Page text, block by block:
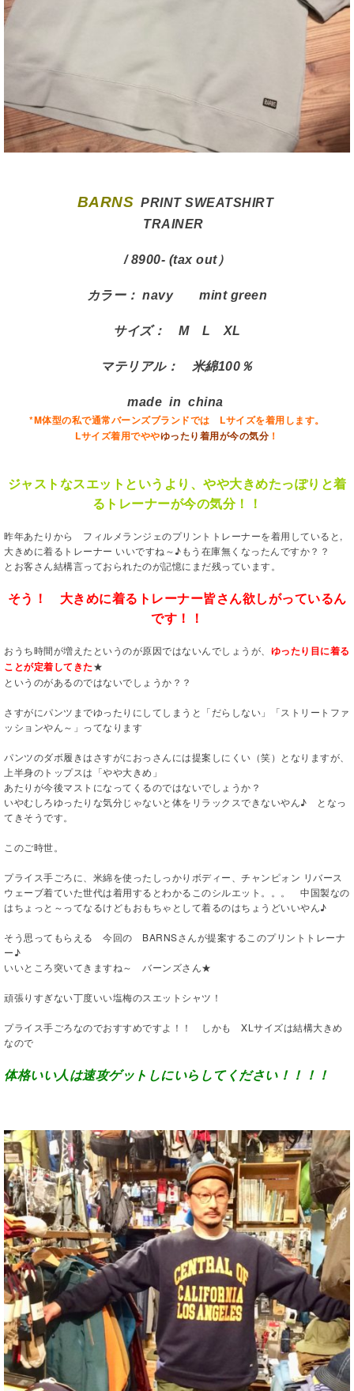
BARNS PRINT SWEATSHIRT
TRAINER
/ 8900- (tax out）
カラー： navy mint green
サイズ： M L XL
マテリアル： 米綿100％
made in china
*M体型の私で通常バーンズブランドでは Lサイズを着用します。
Lサイズ着用でややゆったり着用が今の気分 ！
ジャストなスエットというより、やや大きめたっぽりと着
るトレーナーが今の気分！！
昨年あたりから フィルメランジェのプリントトレーナーを着用していると,
大きめに着るトレーナー いいですね～♪もう在庫無くなったんですか？？
とお客さん結構言っておられたのが記憶にまだ残っています。
そう！ 大きめに着るトレーナー皆さん欲しがっているん
です！！
おうち時間が増えたというのが原因ではないんでしょうが、 ゆったり目に着る
ことが定着してきた★
というのがあるのではないでしょうか？？
さすがにパンツまでゆったりにしてしまうと「だらしない」「ストリートファ
ッションやん～」ってなります
パンツのダボ履きはさすがにおっさんには提案しにくい（笑）となりますが、
上半身のトップスは「やや大きめ」
あたりが今後マストになってくるのではないでしょうか？
いやむしろゆったりな気分じゃないと体をリラックスできないやん♪ となっ
てきそうです。
このご時世。
プライス手ごろに、米綿を使ったしっかりボディー、チャンピォン リバース
ウェーブ着ていた世代は着用するとわかるこのシルエット。。。 中国製なの
はちょっと～ってなるけどもおもちゃとして着るのはちょうどいいやん♪
そう思ってもらえる 今回の BARNSさんが提案するこのプリントトレーナ
ー♪
いいところ突いてきますね～ バーンズさん★
頑張りすぎない丁度いい塩梅のスエットシャツ！
プライス手ごろなのでおすすめですよ！！ しかも XLサイズは結構大きめ
なので
体格いい人は速攻ゲットしにいらしてください！！！！